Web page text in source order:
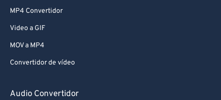
MP4 Convertidor
Video a GIF
MOV a MP4
Convertidor de vídeo
Audio Convertidor